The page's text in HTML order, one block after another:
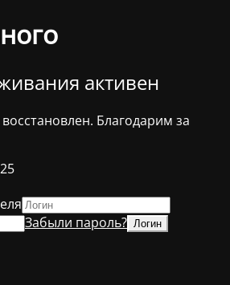
активен
Благодарим за
Забыли пароль?